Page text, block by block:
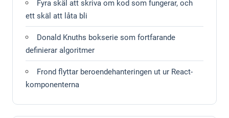
Fyra skäl att skriva om kod som fungerar, och
ett skäl att låta bli
Donald Knuths bokserie som fortfarande
definierar algoritmer
Frond flyttar beroendehanteringen ut ur React-
komponenterna